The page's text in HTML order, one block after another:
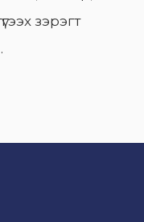
зэрэгт